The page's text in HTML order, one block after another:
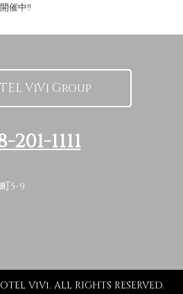
催中!!
ViVi Group
201-1111
5-9
ViVi. ALL RIGHTS RESERVED.